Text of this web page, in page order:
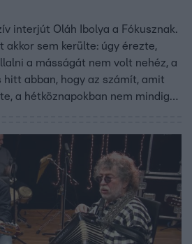
interjút Oláh Ibolya a Fókusznak.
akkor sem kerülte: úgy érezte,
a másságát nem volt nehéz, a
hitt abban, hogy az számít, amit
a hétköznapokban nem mindig
az utcán. A videóban
hanem egykori mentora, Presser